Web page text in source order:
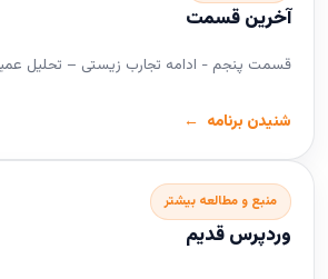
آخرین قسمت
قسمت پنجم - ادامه تجارب زیستی – تحلیل
شنیدن برنامه
منبع و مطالعه بیشتر
وردپرس قدیم